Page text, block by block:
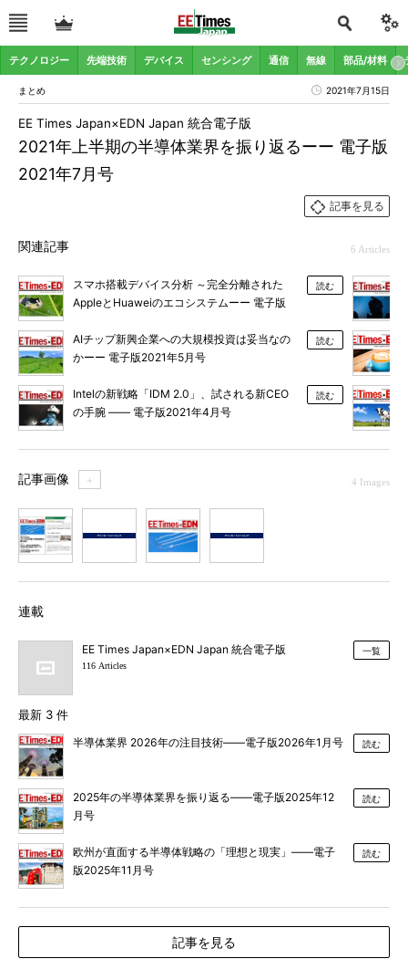
テクノロジー 先端技術 デバイス センシング 通信 無線 部品/材料
まとめ 2021年7月15日
2021年上半期の半導体業界を振り返るーー 電子版
2021年7月号
EE Times Japan×EDN Japan 統合電子版
記事を見る
関連記事 6 Articles
スマホ搭載デバイス分析 ～完全分離された
AppleとHuaweiのエコシステムーー 電子版
読む
AIチップ新興企業への大規模投資は妥当なの
かーー 電子版2021年5月号
読む
Intelの新戦略「IDM 2.0」、試される新CEO
の手腕 ―― 電子版2021年4月号
読む
記事画像 ＋ 4 Images
連載
EE Times Japan×EDN Japan 統合電子版
116 Articles
一覧
最新 3 件
半導体業界 2026年の注目技術――電子版2026年1月号 読む
2025年の半導体業界を振り返る――電子版2025年12
月号
読む
欧州が直面する半導体戦略の「理想と現実」――電子
版2025年11月号
読む
記事を見る